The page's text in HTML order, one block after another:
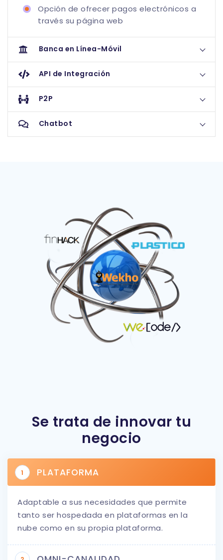
Opción de ofrecer pagos electrónicos a
través su página web
Banca en Línea-Móvil
API de Integración
P2P
Chatbot
Se trata de innovar tu
negocio
1 PLATAFORMA
Adaptable a sus necesidades que permite
tanto ser hospedada en plataformas en la
nube como en su propia plataforma.